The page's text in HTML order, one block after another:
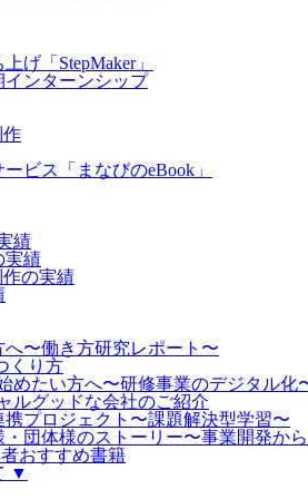
げ「StepMaker」
ンターンシップ
作
ビス「まなびのeBook」
績
実績
の実績
〜働き方研究レポート〜
くり方
めたい方へ〜研修事業のデジタル化
ルグッドな会社のご紹介
プロジェクト〜課題解決型学習〜
団体様のストーリー〜事業開発か
おすすめ書籍
▼